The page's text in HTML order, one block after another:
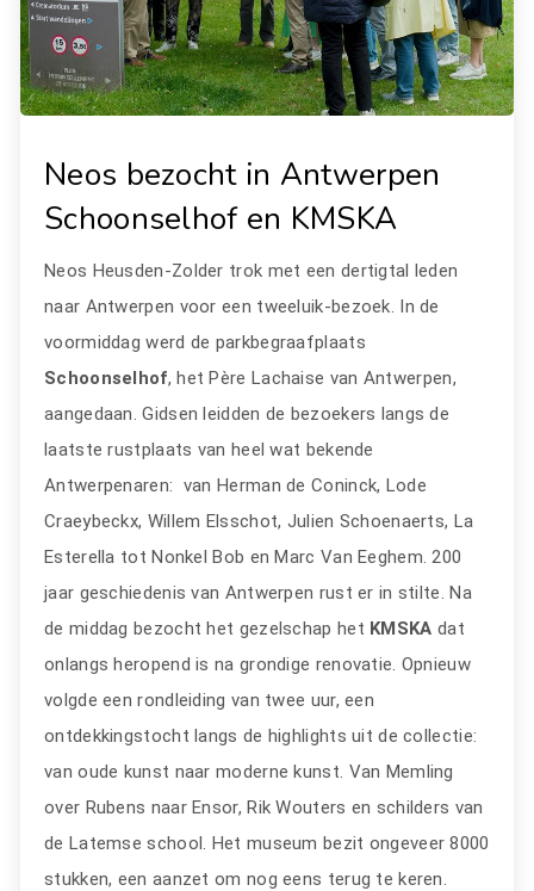
Neos bezocht in Antwerpen
Schoonselhof en KMSKA
Neos Heusden-Zolder trok met een dertigtal leden
naar Antwerpen voor een tweeluik-bezoek. In de
voormiddag werd de parkbegraafplaats
Schoonselhof, het Père Lachaise van Antwerpen,
aangedaan. Gidsen leidden de bezoekers langs de
laatste rustplaats van heel wat bekende
Antwerpenaren: van Herman de Coninck, Lode
Craeybeckx, Willem Elsschot, Julien Schoenaerts, La
Esterella tot Nonkel Bob en Marc Van Eeghem. 200
jaar geschiedenis van Antwerpen rust er in stilte. Na
de middag bezocht het gezelschap het KMSKA dat
onlangs heropend is na grondige renovatie. Opnieuw
volgde een rondleiding van twee uur, een
ontdekkingstocht langs de highlights uit de collectie:
van oude kunst naar moderne kunst. Van Memling
over Rubens naar Ensor, Rik Wouters en schilders van
de Latemse school. Het museum bezit ongeveer 8000
stukken, een aanzet om nog eens terug te keren.